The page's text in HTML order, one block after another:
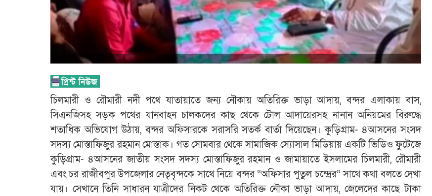
চিলমারী ও রৌমারী নদী পথে যাতায়াতে জন্য নৌকায় অতিরিক্ত ভাড়া আদায়, বন্দর এলাকায় বাস,
সিএনজিসহ সড়ক পথের যানবাহন চালকদের কাছ থেকে টোল আদায়েরসহ নানান অনিয়মের বিরুদ্ধে
শতাধিক অভিযোগ উঠায়, বন্দর অফিসারকে সরাসরি সতর্ক বার্তা দিয়েছেন। কুড়িগ্রাম- ৪আসনের সংসদ
সদস্য মোস্তাফিজুর রহমান মোস্তাক। গত সোমবার থেকে সামাজিক স্যোসাল মিডিয়ায় একটি ভিডিও ফুটেজে
কুড়িগ্রাম- ৪আসনের জাতীয় সংসদ সদস্য মোস্তাফিজুর রহমান ও জামায়াতে ইসলামের চিলমারী, রৌমারী
এবং চর রাজীবপুর উপজেলার নেতৃবৃন্দকে সাথে নিয়ে বন্দর “অফিসার পুতুল চন্দ্রের” সাথে কথা বলতে দেখা
যায়। সেখানে তিনি সাধারন যাত্রীদের নিকট থেকে অতিরিক্ত নৌকা ভাড়া আদায়, জেলেদের কাছে টাকা